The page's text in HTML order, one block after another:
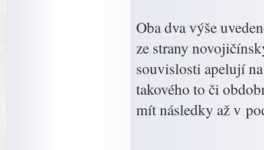
Oba dva výše
ze strany
souvislosti apelují
takového to či
mít následky až v